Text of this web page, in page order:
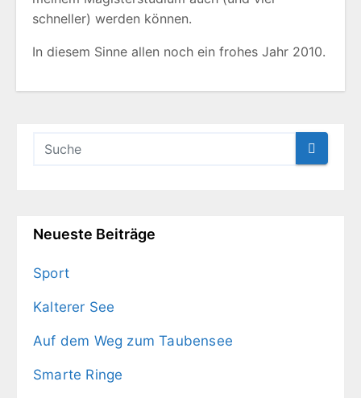
schneller) werden können.
In diesem Sinne allen noch ein frohes Jahr 2010.
Neueste Beiträge
Sport
Kalterer See
Auf dem Weg zum Taubensee
Smarte Ringe